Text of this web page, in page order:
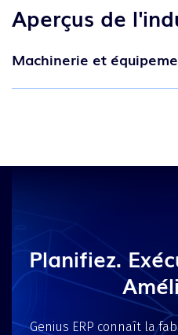
Aperçus de
Machinerie et
Planifiez.
Genius ERP connaît la